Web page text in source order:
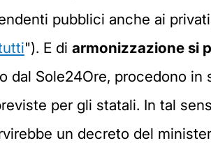
pubblici anche ai
"). E di armonizzazione si
dal Sole24Ore, procedono
per gli statali. In tal
un decreto del